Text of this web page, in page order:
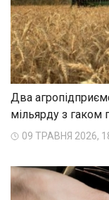
Два
мільярду з гаком
09 ТРАВНЯ 2026,